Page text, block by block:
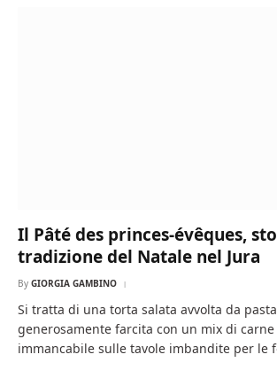
Il Pâté des princes-évêques,
tradizione del Natale nel Jura
By GIORGIA GAMBINO
Si tratta di una torta salata avvolta da
generosamente farcita con un mix di
immancabile sulle tavole imbandite per le